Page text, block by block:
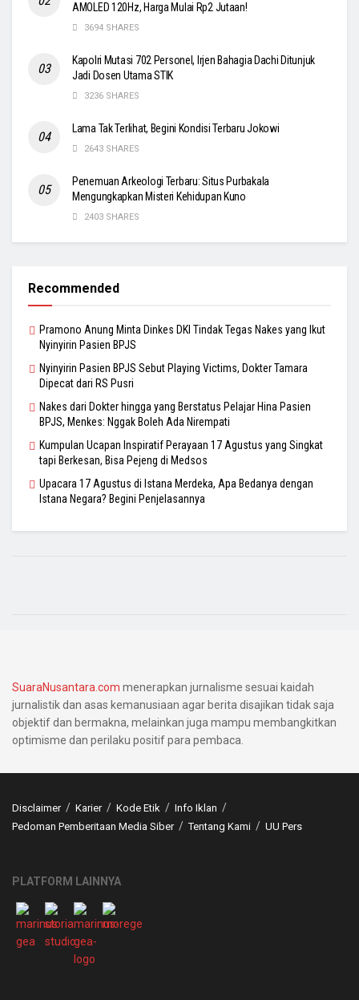
AMOLED 120Hz, Harga Mulai Rp2 Jutaan!
3694 SHARES
Kapolri Mutasi 702 Personel, Irjen Bahagia Dachi Ditunjuk
Jadi Dosen Utama STIK
3236 SHARES
Lama Tak Terlihat, Begini Kondisi Terbaru Jokowi
2643 SHARES
Penemuan Arkeologi Terbaru: Situs Purbakala
Mengungkapkan Misteri Kehidupan Kuno
2403 SHARES
Recommended
Pramono Anung Minta Dinkes DKI Tindak Tegas Nakes yang Ikut
Nyinyirin Pasien BPJS
Nyinyirin Pasien BPJS Sebut Playing Victims, Dokter Tamara
Dipecat dari RS Pusri
Nakes dari Dokter hingga yang Berstatus Pelajar Hina Pasien
BPJS, Menkes: Nggak Boleh Ada Nirempati
Kumpulan Ucapan Inspiratif Perayaan 17 Agustus yang Singkat
tapi Berkesan, Bisa Pejeng di Medsos
Upacara 17 Agustus di Istana Merdeka, Apa Bedanya dengan
Istana Negara? Begini Penjelasannya
SuaraNusantara.com menerapkan jurnalisme sesuai kaidah
jurnalistik dan asas kemanusiaan agar berita disajikan tidak saja
objektif dan bermakna, melainkan juga mampu membangkitkan
optimisme dan perilaku positif para pembaca.
Disclaimer Karier Kode Etik
Info Iklan
Pedoman Pemberitaan Media Siber
Tentang Kami UU Pers
PLATFORM LAINNYA